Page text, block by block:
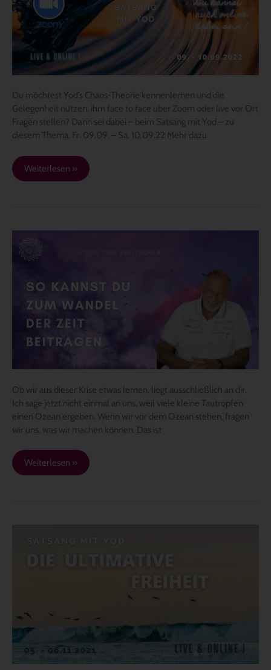
Du möchtest Yod’s Chaos-Theorie kennenlernen und die
Gelegenheit nützen, ihm face to face über Zoom oder live vor Ort
Fragen stellen? Dann sei dabei – beim Satsang mit Yod – zu
diesem Thema. Fr. 09.09. – Sa. 10.09.22 Mehr dazu
–
online
im
September
Weiterlesen »
Ob wir aus dieser Krise etwas lernen, liegt ausschließlich an dir.
Ich sage jetzt nicht einmal an uns, weil viele kleine Tautropfen
einen Ozean ergeben. Wenn wir vor dem Ozean stehen, fragen
wir uns, was wir machen können. Das ist
kannst
du
Wandel
der
Zeit
beitragen
Weiterlesen »
Yod
November